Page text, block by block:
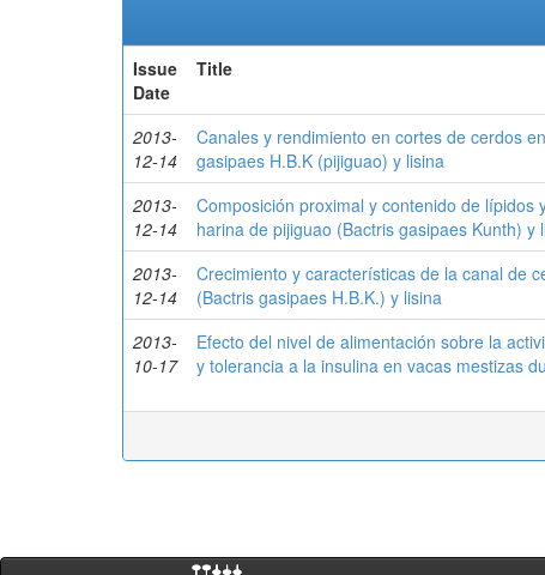
Issue
Date
Title
2013-
12-14
Canales y rendimiento en cortes de cerdos
gasipaes H.B.K (pijiguao) y lisina
2013-
12-14
Composición proximal y contenido de
harina de pijiguao (Bactris gasipaes Kunth) y
2013-
12-14
Crecimiento y características de la canal de
(Bactris gasipaes H.B.K.) y lisina
2013-
10-17
Efecto del nivel de alimentación sobre la
y tolerancia a la insulina en vacas mestizas